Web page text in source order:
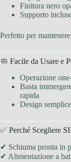
Finitura nero
Supporto
Perfetto per
🧼 Facile da Usare e
Operazione
Basta
rapida
Design
✅ Perché Scegliere
✔ Schiuma pronta in
✔ Alimentazione a